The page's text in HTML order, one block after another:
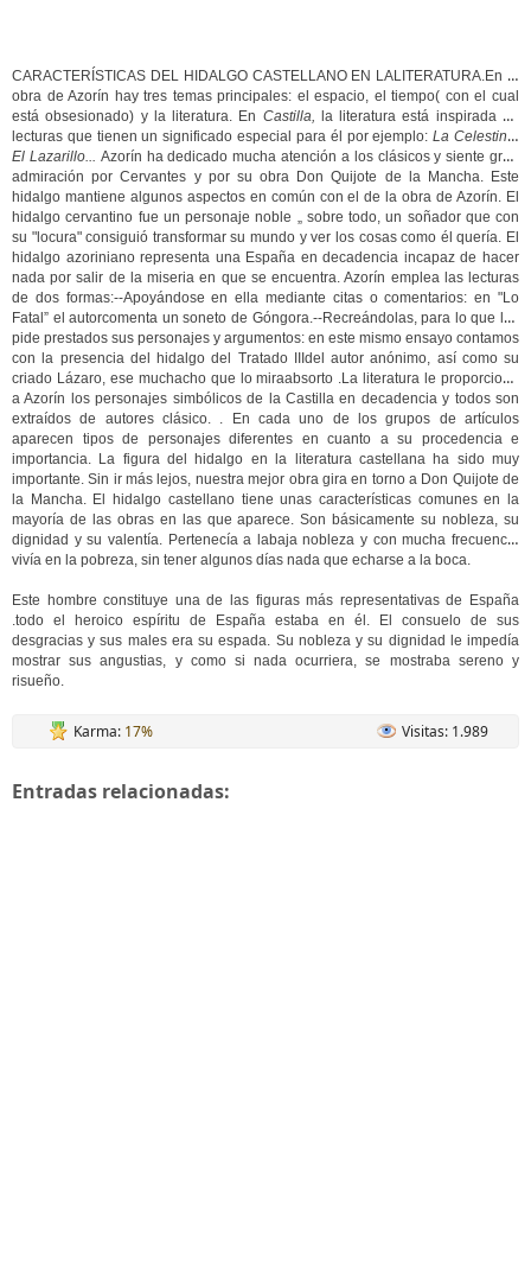
CARACTERÍSTICAS DEL HIDALGO CASTELLANO EN LALITERATURA.En la
obra de Azorín hay tres temas principales: el espacio, el tiempo( con el cual
está obsesionado) y la literatura. En Castilla,
la literatura está inspirada en
lecturas que tienen un significado especial para él por ejemplo:La Celestina,
El Lazarillo... Azorín ha dedicado mucha atención a los clásicos y siente gran
admiración por Cervantes y por su obra Don Quijote de la Mancha. Este
hidalgo mantiene algunos aspectos en común con el de la obra de Azorín. El
hidalgo cervantino fue un personaje noble „ sobre todo, un soñador que con
su "locura" consiguió transformar su mundo y ver los cosas como él quería. El
hidalgo azoriniano representa una España en decadencia incapaz de hacer
nada por salir de la miseria en que se encuentra. Azorín emplea las lecturas
de dos formas:--Apoyándose en ella mediante citas o comentarios: en "Lo
Fatal” el autorcomenta un soneto de Góngora.--Recreándolas, para lo que les
pide prestados sus personajes y argumentos: en este mismo ensayo contamos
con la presencia del hidalgo del Tratado III del autor anónimo, así como su
criado Lázaro, ese muchacho que lo miraabsorto .La literatura le proporciona
a Azorín los personajes simbólicos de la Castilla en decadencia y todos son
extraídos de autores clásico. . En cada uno de los grupos de artículos
aparecen tipos de personajes diferentes en cuanto a su procedencia e
importancia. La figura del hidalgo en la literatura castellana ha sido muy
importante. Sin ir más lejos, nuestra mejor obra gira en torno a Don Quijote de
la Mancha. El hidalgo castellano tiene unas características comunes en la
mayoría de las obras en las que aparece. Son básicamente su nobleza, su
dignidad y su valentía. Pertenecía a labaja nobleza y con mucha frecuencia
vivía en la pobreza, sin tener algunos días nada que echarse a la boca.
Este hombre constituye una de las figuras más representativas de España
.todo el heroico espíritu de España estaba en él. El consuelo de sus
desgracias y sus males era su espada. Su nobleza y su dignidad le impedía
mostrar sus angustias, y como si nada ocurriera, se mostraba sereno y
risueño.
Karma: 17% Visitas: 1.989
Entradas relacionadas: